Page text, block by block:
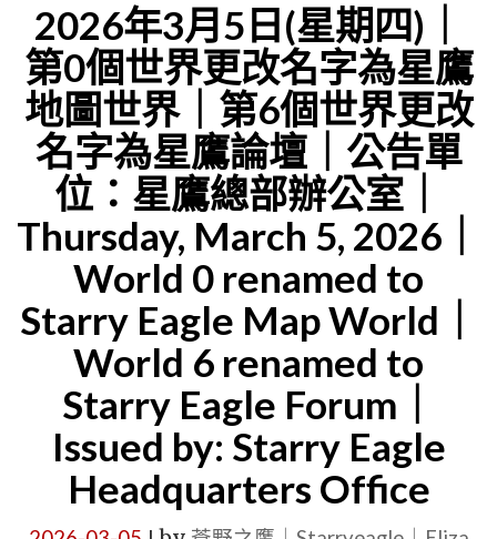
2026年3月5日(星期四)｜
第0個世界更改名字為星鷹
地圖世界｜第6個世界更改
名字為星鷹論壇｜公告單
位：星鷹總部辦公室｜
Thursday, March 5, 2026｜
World 0 renamed to
Starry Eagle Map World｜
World 6 renamed to
Starry Eagle Forum｜
Issued by: Starry Eagle
Headquarters Office